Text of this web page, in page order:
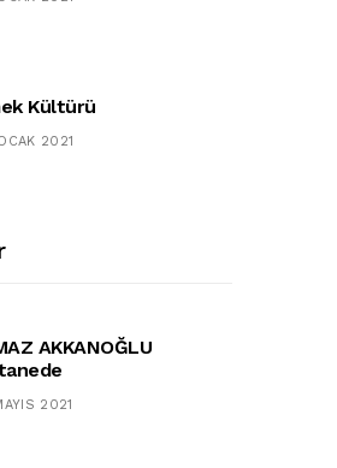
Kültürü
2021
AKKANOĞLU
2021